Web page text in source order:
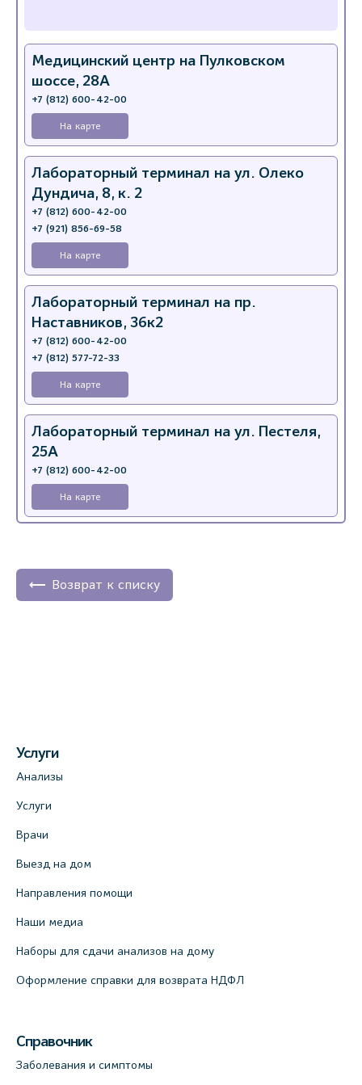
Медицинский центр на Пулковском
шоссе, 28А
+7 (812) 600-42-00
На карте
Лабораторный терминал на ул. Олеко
Дундича, 8, к. 2
+7 (812) 600-42-00
+7 (921) 856-69-58
На карте
Лабораторный терминал на пр.
Наставников, 36к2
+7 (812) 600-42-00
+7 (812) 577-72-33
На карте
Лабораторный терминал на ул. Пестеля,
25А
+7 (812) 600-42-00
На карте
+7 (812) 770-04-67
Медицинский центр на пр. Просвещения,
+7 (812) 660-73-69
(официальный партнер), Красносельское
шоссе, 54, к.3
+7 (812) 660-73-69
Возврат к списку
Услуги
Анализы
Услуги
Врачи
Выезд на дом
Направления помощи
Наши медиа
Наборы для сдачи анализов на дому
Оформление справки для возврата НДФЛ
Справочник
Заболевания и симптомы